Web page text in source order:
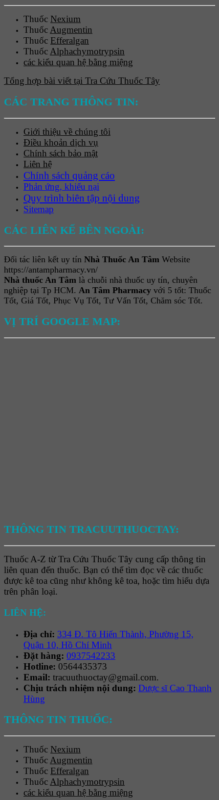
Thuốc Nexium
ThuốcAugmentin
Thuốc Efferalgan
ThuốcAlphachymotrypsin
các kiểu quan hệ bằng miệng
Tổng hợp bài viết tại Tra Cứu Thuốc Tây
CÁC TRANG THÔNG TIN:
Giới thiệu về chúng tôi
Điều khoản dịch vụ
Chính sách bảo mật
Liên hệ
Chính sách quảng cáo
Phản ứng, khiếu nại
Quy trình biên tập nội dung
Sitemap
CÁC LIÊN KẾ BÊN NGOÀI:
Đối tác liên kết uy tín Nhà Thuốc An Tâm Website
https://antampharmacy.vn/
Nhà thuốc An Tâm là chuỗi nhà thuốc uy tín, chuyên
nghiệp tại Tp HCM. An Tâm Pharmacy với 5 tốt: Thuốc
Tốt, Giá Tốt, Phục Vụ Tốt, Tư Vấn Tốt, Chăm sóc Tốt.
VỊ TRÍ GOOGLE MAP:
THÔNG TIN TRACUUTHUOCTAY:
Thuốc A-Z từ Tra Cứu Thuốc Tây cung cấp thông tin
liên quan đến thuốc. Bạn có thể tìm đọc về các thuốc
được kê toa cũng như không kê toa, hoặc tìm hiểu dựa
trên phân loại.
LIÊN HỆ:
Địa chỉ: 334 Đ. Tô Hiến Thành, Phường 15,
Quận 10, Hồ Chí Minh
Đặt hàng: 0937542233
Hotline: 0564435373
Email: tracuuthuoctay@gmail.com.
Chịu trách nhiệm nội dung: Dược sĩ Cao Thanh
Hùng
THÔNG TIN THUỐC:
Thuốc Nexium
Thuốc Augmentin
Thuốc Efferalgan
Thuốc Alphachymotrypsin
các kiểu quan hệ bằng miệng